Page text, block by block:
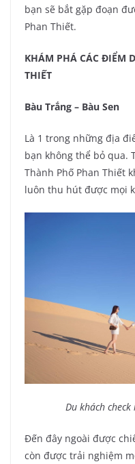
bạn sẽ bắt gặp đoạn
Phan Thiết.
KHÁM PHÁ CÁC ĐIỂM
THIẾT
Bàu Trắng – Bàu Sen
Là 1 trong những địa
bạn không thể bỏ qua.
Thành Phố Phan Thiết
luôn thu hút được mọi
Du khách
Đến đây ngoài được
còn được trải nghiệm